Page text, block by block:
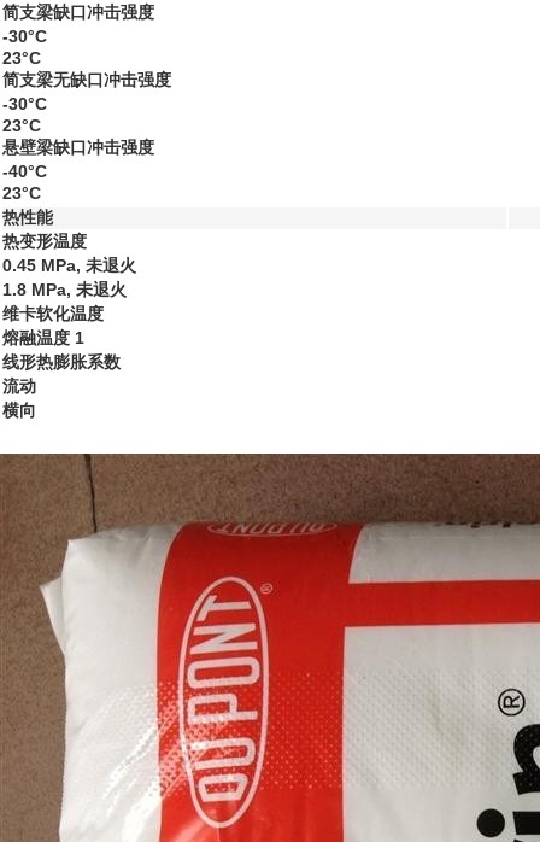
简支梁缺口冲击强度
-30°C
23°C
简支梁无缺口冲击强度
-30°C
23°C
悬壁梁缺口冲击强度
-40°C
23°C
热性能
热变形温度
0.45 MPa, 未退火
1.8 MPa, 未退火
维卡软化温度
熔融温度 1
线形热膨胀系数
流动
横向